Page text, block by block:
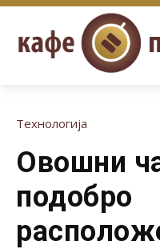
Технологија
Овошни
подобро